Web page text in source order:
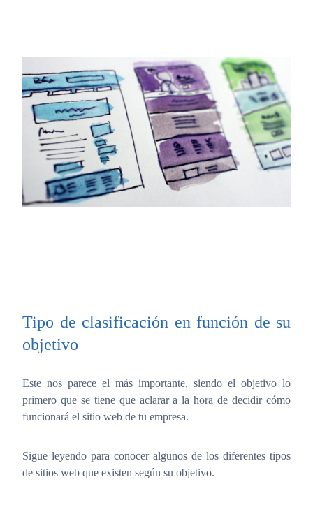
Tipo de clasificación en función de su
objetivo
Este nos parece el más importante, siendo el objetivo lo
primero que se tiene que aclarar a la hora de decidir cómo
funcionará el sitio web de tu empresa.
Sigue leyendo para conocer algunos de los diferentes tipos
de sitios web que existen según su objetivo.